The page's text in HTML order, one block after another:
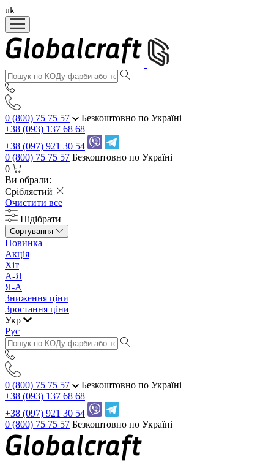
uk
0 (800) 75 75 57
Безкоштовно по Україні
+38 (093) 137 68 68
+38 (097) 921 30 54
0 (800) 75 75 57 Безкоштовно по Україні
0
Ви обрали:
Сріблястий
Очистити все
Підібрати
Сортування
Новинка
Акція
Хіт
А-Я
Я-А
Зниження ціни
Зростання ціни
Укр
Рус
0 (800) 75 75 57
Безкоштовно по Україні
+38 (093) 137 68 68
+38 (097) 921 30 54
0 (800) 75 75 57 Безкоштовно по Україні